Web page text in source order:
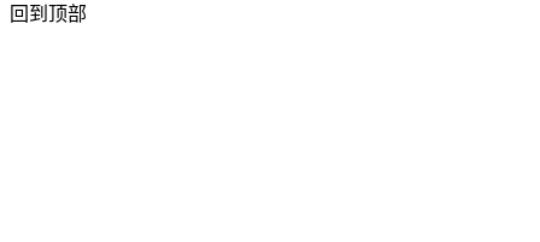
回到顶部